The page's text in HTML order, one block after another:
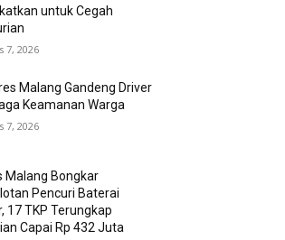
untuk Cegah
7, 2026
Malang Gandeng Driver
Keamanan Warga
7, 2026
Malang Bongkar
Pencuri Baterai
17 TKP Terungkap
Capai Rp 432 Juta